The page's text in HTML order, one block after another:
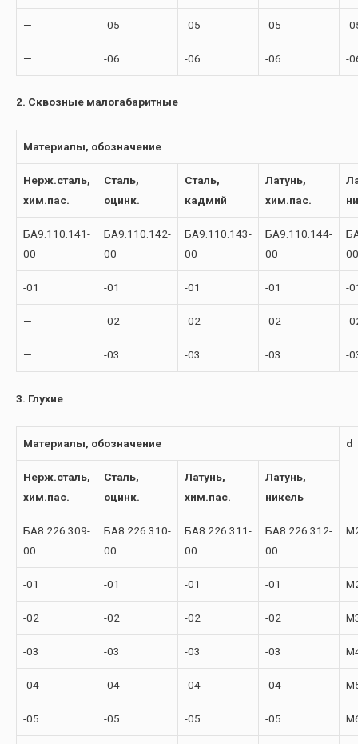
— -05 -05 -05 -
— -06 -06 -06 -
2. Сквозные малогабаритные
Материалы, обозначение
Нерж.сталь,
хим.пас.
Сталь,
оцинк.
Сталь,
кадмий
Латунь,
хим.пас.
БА9.110.141-
00
БА9.110.142-
00
БА9.110.143-
00
БА9.110.144-
00
00
-01 -01 -01 -01 -
— -02 -02 -02 -
— -03 -03 -03 -
3. Глухие
Материалы, обозначение d
Нерж.сталь,
хим.пас.
Сталь,
оцинк.
Латунь,
хим.пас.
Латунь,
никель
БА8.226.309-
00
БА8.226.310-
00
БА8.226.311-
00
БА8.226.312-
00
-01 -01 -01 -01
-02 -02 -02 -02
-03 -03 -03 -03
-04 -04 -04 -04
-05 -05 -05 -05